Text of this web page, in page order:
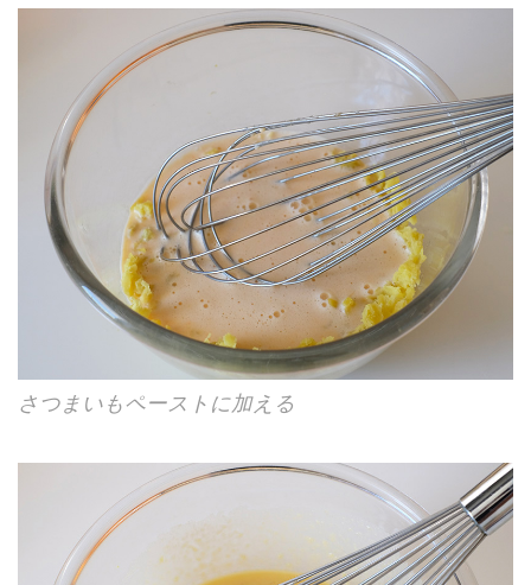
さつまいもペーストに加える